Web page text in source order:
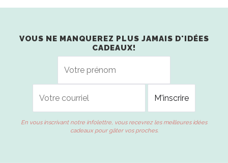
VOUS NE MANQUEREZ PLUS JAMAIS D'IDÉES
CADEAUX!
En vous inscrivant notre infolettre, vous recevrez les meilleures idées
cadeaux pour gâter vos proches.